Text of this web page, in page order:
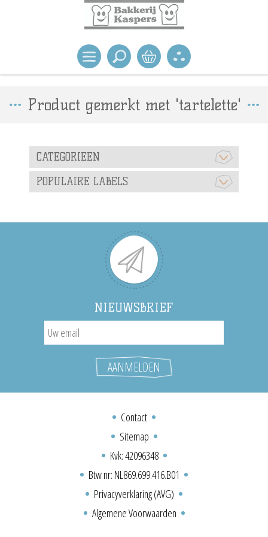
Product gemerkt met 'tartelette'
CATEGORIEEN
POPULAIRE LABELS
NIEUWSBRIEF
Contact
Sitemap
Kvk: 42096348
Btw nr: NL869.699.416.B01
Privacyverklaring (AVG)
Algemene Voorwaarden